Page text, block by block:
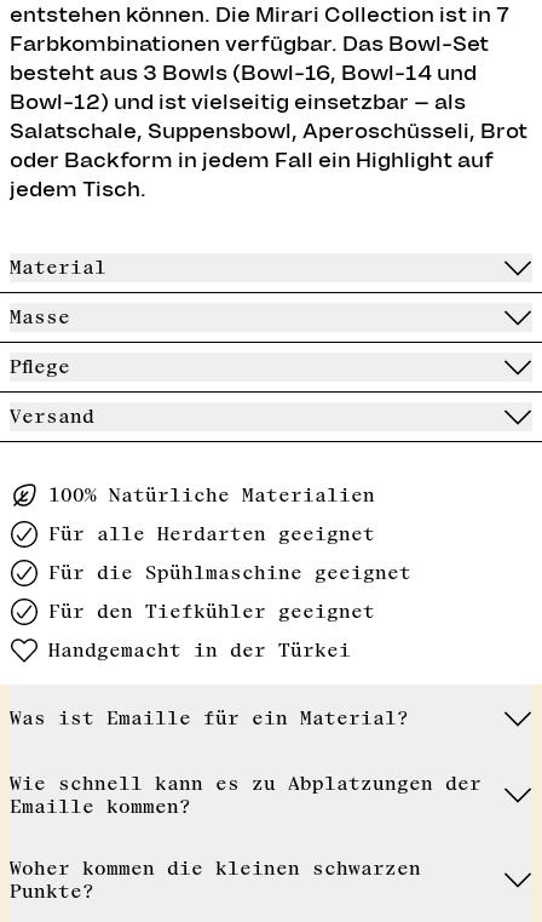
entstehen können. Die Mirari Collection ist in 7
Farbkombinationen verfügbar. Das Bowl-Set
besteht aus 3 Bowls (Bowl-16, Bowl-14 und
Bowl-12) und ist vielseitig einsetzbar – als
Salatschale, Suppensbowl, Aperoschüsseli, Brot
oder Backform in jedem Fall ein Highlight auf
jedem Tisch.
Material
Masse
Pflege
Versand
100% Natürliche Materialien
Für alle Herdarten geeignet
Für die Spühlmaschine geeignet
Für den Tiefkühler geeignet
Handgemacht in der Türkei
Was ist Emaille für ein Material?
Wie schnell kann es zu Abplatzungen der
Emaille kommen?
Woher kommen die kleinen schwarzen
Punkte?